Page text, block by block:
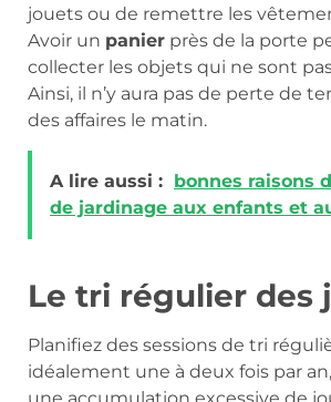
jouets ou de remettre les
Avoir un panier près de la porte
collecter les objets qui ne sont
Ainsi, il n’y aura pas de perte de
des affaires le matin.
A lire aussi : bonnes raisons
de jardinage aux enfants et
Le tri régulier des
Planifiez des sessions de tri
idéalement une à deux fois par
une accumulation excessive de